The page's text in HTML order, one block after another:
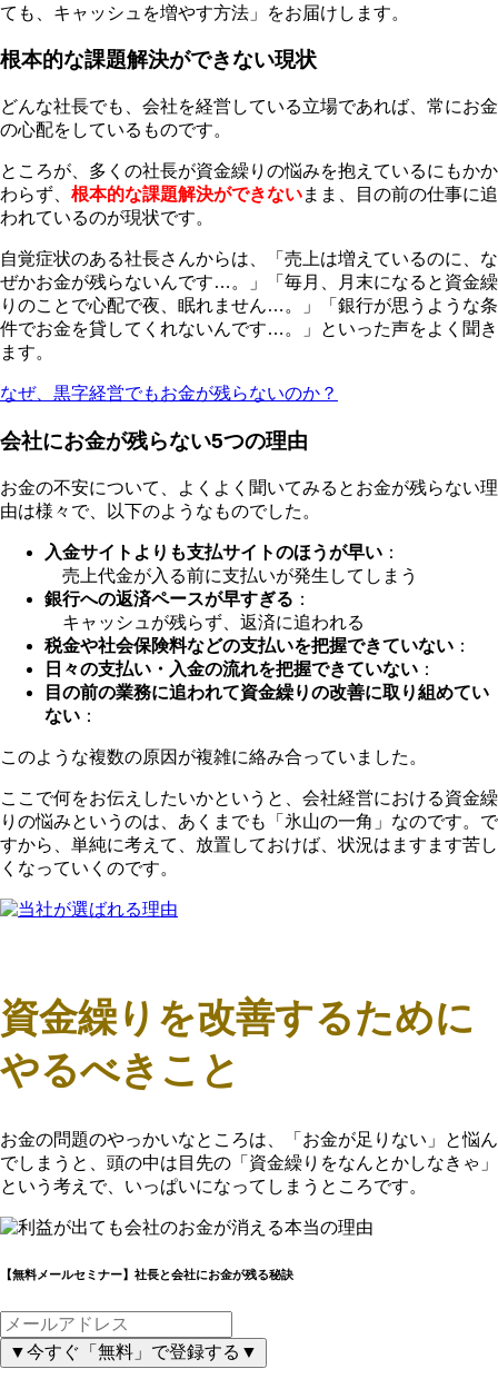
ても、キャッシュを増やす方法」をお届けします。
根本的な課題解決ができない現状
どんな社長でも、会社を経営している立場であれば、常にお金
の心配をしているものです。
ところが、多くの社長が資金繰りの悩みを抱えているにもかか
わらず、 根本的な課題解決ができないまま、目の前の仕事に追
われているのが現状です。
自覚症状のある社長さんからは、「売上は増えているのに、な
ぜかお金が残らないんです…。」「毎月、月末になると資金繰
りのことで心配で夜、眠れません…。」「銀行が思うような条
件でお金を貸してくれないんです…。」といった声をよく聞き
ます。
なぜ、黒字経営でもお金が残らないのか？
会社にお金が残らない5つの理由
お金の不安について、よくよく聞いてみるとお金が残らない理
由は様々で、以下のようなものでした。
入金サイトよりも支払サイトのほうが早い ：
売上代金が入る前に支払いが発生してしまう
銀行への返済ペースが早すぎる ：
キャッシュが残らず、返済に追われる
税金や社会保険料などの支払いを把握できていない ：
日々の支払い・入金の流れを把握できていない ：
目の前の業務に追われて資金繰りの改善に取り組めてい
ない ：
このような複数の原因が複雑に絡み合っていました。
ここで何をお伝えしたいかというと、会社経営における資金繰
りの悩みというのは、あくまでも「氷山の一角」なのです。で
すから、単純に考えて、放置しておけば、状況はますます苦し
くなっていくのです。
資金繰りを改善するために
やるべきこと
お金の問題のやっかいなところは、「お金が足りない」と悩ん
でしまうと、頭の中は目先の「資金繰りをなんとかしなきゃ」
という考えで、いっぱいになってしまうところです。
【無料メールセミナー】社長と会社にお金が残る秘訣
▼今すぐ「無料」で登録する▼